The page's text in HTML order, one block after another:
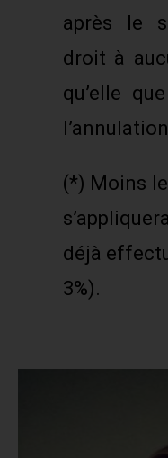
après le
droit à
qu’elle
(*) Moins
déjà
3%).